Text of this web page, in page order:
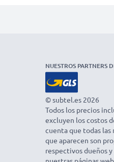
NUESTROS PARTNERS
© subtel.es 2026
Todos los precios
excluyen los costos
cuenta que todas las
que aparecen son
respectivos dueños